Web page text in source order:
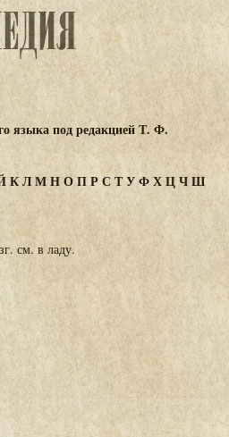
языка под редакцией Т. Ф.
КЛМНОПРС ТУФХЦЧШ
см. в ладу.